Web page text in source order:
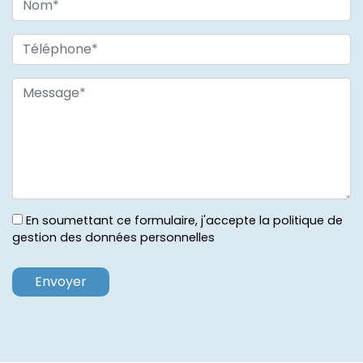
En soumettant ce formulaire, j'accepte la politique de
gestion des données personnelles